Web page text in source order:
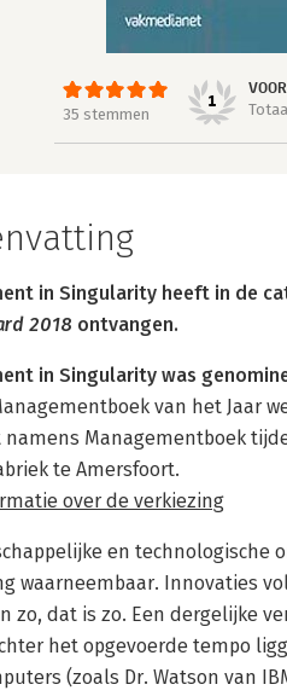
35 stemmen
1
in Singularity heeft in de
2018 ontvangen.
in Singularity was
van het Jaar
Managementboek
te Amersfoort.
over de verkiezing
en technologische
waarneembaar. Innovaties
zo, dat is zo. Een dergelijke
het opgevoerde tempo
(zoals Dr. Watson van